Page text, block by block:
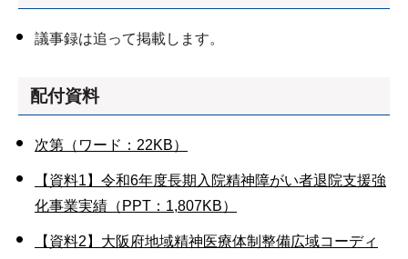
議事録は追って掲載します。
配付資料
次第（ワード：22KB）
【資料1】令和6年度長期入院精神障がい者退院支援強
化事業実績（PPT：1,807KB）
【資料2】大阪府地域精神医療体制整備広域コーディ